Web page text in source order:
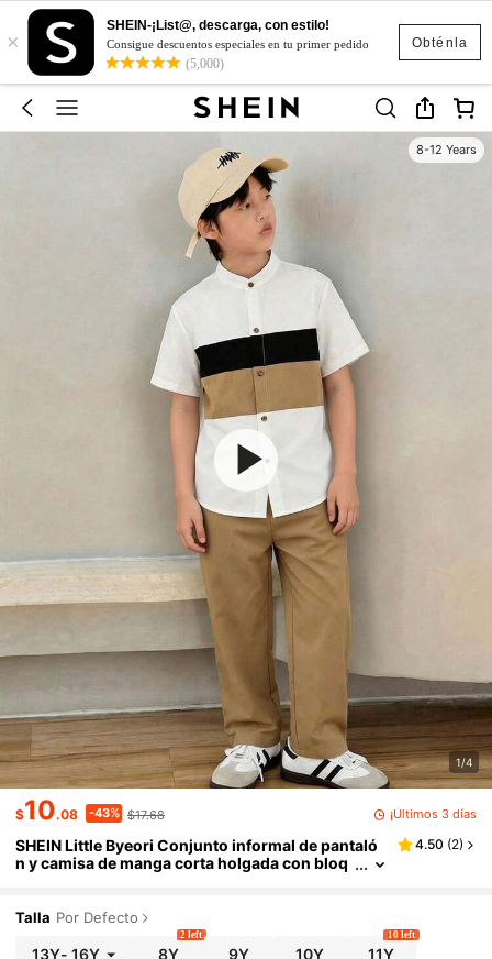
Obténla
×
SHEIN-¡List@, descarga, con estilo!
Consigue descuentos especiales en tu primer pedido
(5,000)
8-12 Years
1/4
$10.08 -43% $17.68 ¡Últimos 3 días
SHEIN Little Byeori Conjunto informal de pantaló
n y camisa de manga corta holgada con bloq
rimavera/verano, salidas, Día de San Valentín, cit
as, viajes, fotografía callejera, vacaciones, reunio
nes familiares, vuelta al colegio, bodas, eventos f
4.50 (2)
Talla Por Defecto
13Y- 16Y 8Y
2 left
9Y 10Y 11Y
10 left